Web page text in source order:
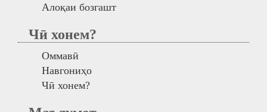
Алоқаи бозгашт
Чӣ хонем?
Оммавӣ
Навгониҳо
Чӣ хонем?